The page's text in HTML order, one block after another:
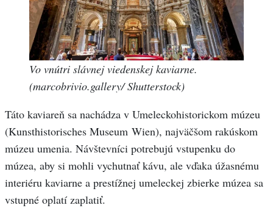
Vo vnútri slávnej viedenskej kaviarne.
(marcobrivio.gallery/ Shutterstock)
Táto kaviareň sa nachádza v Umeleckohistorickom múzeu
(Kunsthistorisches Museum Wien), najväčšom rakúskom
múzeu umenia. Návštevníci potrebujú vstupenku do
múzea, aby si mohli vychutnať kávu, ale vďaka úžasnému
interiéru kaviarne a prestížnej umeleckej zbierke múzea sa
vstupné oplatí zaplatiť.